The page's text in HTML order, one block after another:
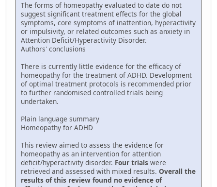
The forms of homeopathy evaluated to date do not
suggest significant treatment effects for the global
symptoms, core symptoms of inattention, hyperactivity
or impulsivity, or related outcomes such as anxiety in
Attention Deficit/Hyperactivity Disorder.
Authors' conclusions
There is currently little evidence for the efficacy of
homeopathy for the treatment of ADHD. Development
of optimal treatment protocols is recommended prior
to further randomised controlled trials being
undertaken.
Plain language summary
Homeopathy for ADHD
This review aimed to assess the evidence for
homeopathy as an intervention for attention
deficit/hyperactivity disorder. Four trials were
retrieved and assessed with mixed results. Overall the
results of this review found no evidence of